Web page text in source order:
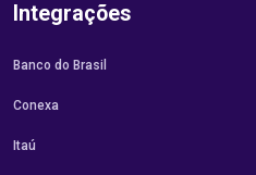
Integrações
Banco do Brasil
Conexa
Itaú